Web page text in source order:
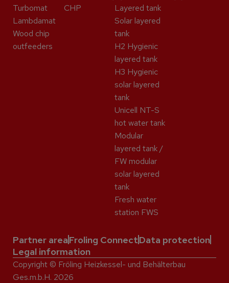
Turbomat
Lambdamat
Wood chip
outfeeders
CHP
Layered tank
Solar layered
tank
H2 Hygienic
layered tank
H3 Hygienic
solar layered
tank
Unicell NT-S
hot water tank
Modular
layered tank /
FW modular
solar layered
tank
Fresh water
station FWS
Partner areaFroling ConnectData protection
Legal information
Copyright © Fröling Heizkessel- und Behälterbau
Ges.m.b.H. 2026